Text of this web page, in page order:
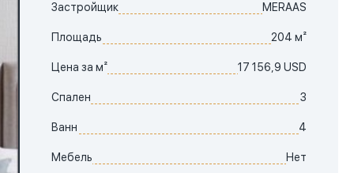
Застройщик MERAAS
Площадь 204 м²
Цена за м² 17 156,9 USD
Спален 3
Ванн 4
Мебель Нет